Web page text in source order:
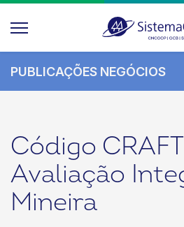
PUBLICAÇÕES NEGÓCIOS
Código
Avaliação
Mineira